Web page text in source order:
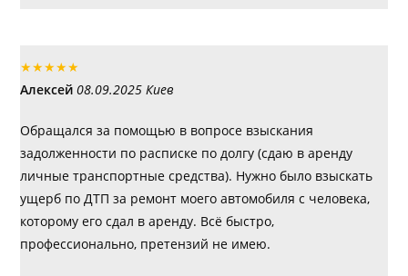
★★★★★
Алексей 08.09.2025 Киев
Обращался за помощью в вопросе взыскания
задолженности по расписке по долгу (сдаю в аренду
личные транспортные средства). Нужно было взыскать
ущерб по ДТП за ремонт моего автомобиля с человека,
которому его сдал в аренду. Всё быстро,
профессионально, претензий не имею.